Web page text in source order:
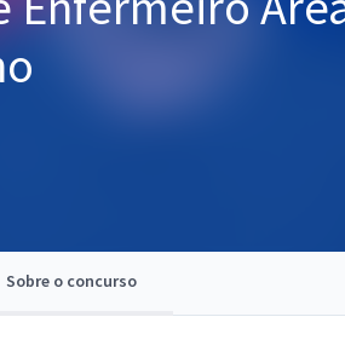
Sobre o concurso